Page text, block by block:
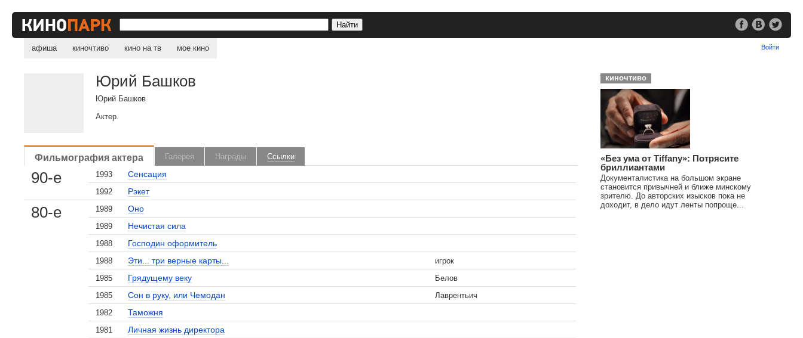
афиша киночтиво кино на тв мое кино Войти
Юрий Башков
Юрий Башков
Актер.
Фильмография актера Галерея Награды Ссылки
90-е 1993 Сенсация
1992 Рэкет
80-е 1989 Оно
1989 Нечистая сила
1988 Господин оформитель
1988 Эти... три верные карты...
игрок
1985
Грядущему веку
Белов
1985
Сон в руку, или Чемодан
Лаврентьич
1982
Таможня
1981 Личная жизнь директора
киночтиво
«Без ума от Tiffany»: Потрясите
бриллиантами
Документалистика на большом экране
становится привычней и ближе минскому
зрителю. До авторских изысков пока не
доходит, в дело идут ленты попроще...